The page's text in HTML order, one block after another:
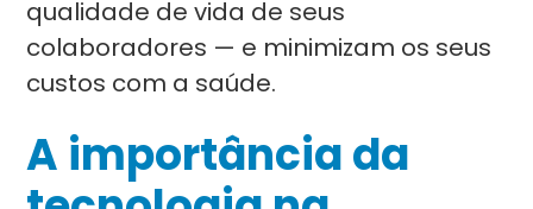
qualidade de vida de seus
colaboradores — e minimizam os seus
custos com a saúde.
A importância da